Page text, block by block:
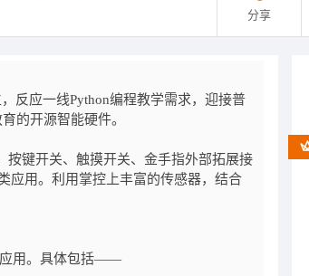
分享
反应一线Python编程教学需求，迎接普
的开源智能硬件。
按键开关、触摸开关、金手指外部拓展接
应用。利用掌控上丰富的传感器，结合
应用。具体包括——